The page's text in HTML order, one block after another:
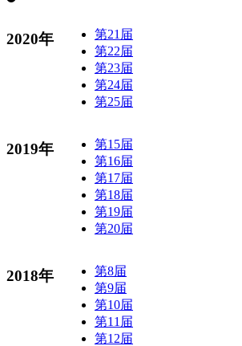
2020年
第21届
第22届
第23届
第24届
第25届
2019年
第15届
第16届
第17届
第18届
第19届
第20届
2018年
第8届
第9届
第10届
第11届
第12届